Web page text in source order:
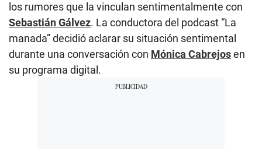
los rumores que la vinculan sentimentalmente con
Sebastián Gálvez. La conductora del podcast “La
manada” decidió aclarar su situación sentimental
durante una conversación con Mónica Cabrejosen
su programa digital.